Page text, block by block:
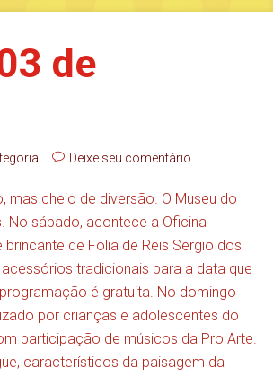
de
Deixe seu comentário
mas cheio de diversão. O Museu do
No sábado, acontece a Oficina
de Folia de Reis Sergio dos
tradicionais para a data que
é gratuita. No domingo
por crianças e adolescentes do
participação de músicos da Pro Arte.
característicos da paisagem da